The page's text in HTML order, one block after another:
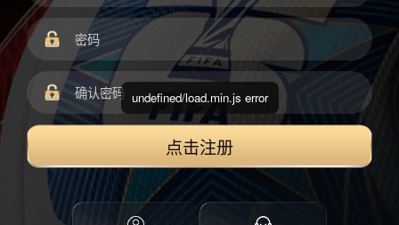
点击注册
undefined/load.min.js error